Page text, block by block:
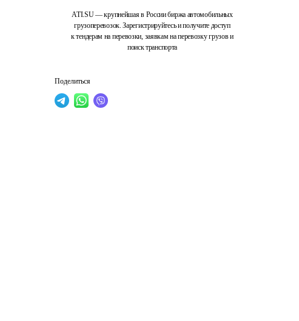
ATI.SU — крупнейшая в России биржа автомобильных
грузоперевозок. Зарегистрируйтесь и получите доступ
к тендерам на перевозки, заявкам на перевозку грузов и
поиск транспорта
Поделиться